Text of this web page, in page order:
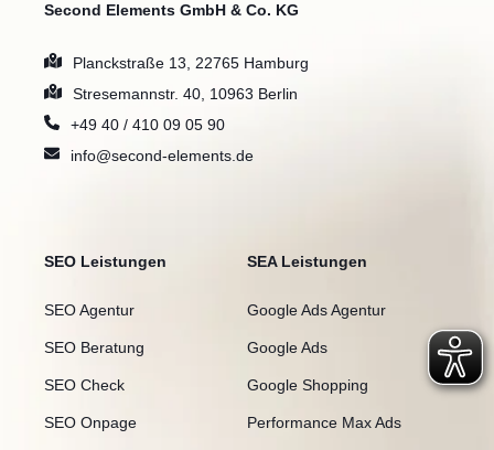
Second Elements GmbH & Co. KG
Planckstraße 13, 22765 Hamburg
Stresemannstr. 40, 10963 Berlin
+49 40 / 410 09 05 90
info@second-elements.de
SEO Leistungen
SEO Agentur
SEO Beratung
SEO Check
SEO Onpage
SEA Leistungen
Google Ads Agentur
Google Ads
Google Shopping
Performance Max Ads